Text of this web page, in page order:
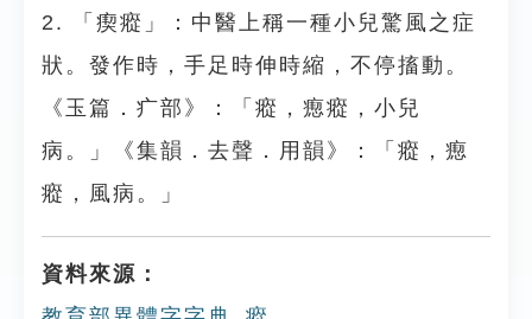
2. 「瘈瘲」：中醫上稱一種小兒驚風之症
狀。發作時，手足時伸時縮，不停搐動。
《玉篇．疒部》：「瘲，瘛瘲，小兒
病。」《集韻．去聲．用韻》：「瘲，瘛
瘲，風病。」
資料來源：